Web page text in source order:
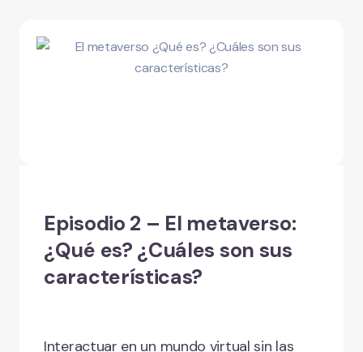
Episodio 2 – El metaverso:
¿Qué es? ¿Cuáles son sus
características?
Interactuar en un mundo virtual sin las